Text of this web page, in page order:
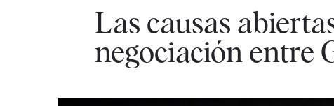
Las causas
negociación entre